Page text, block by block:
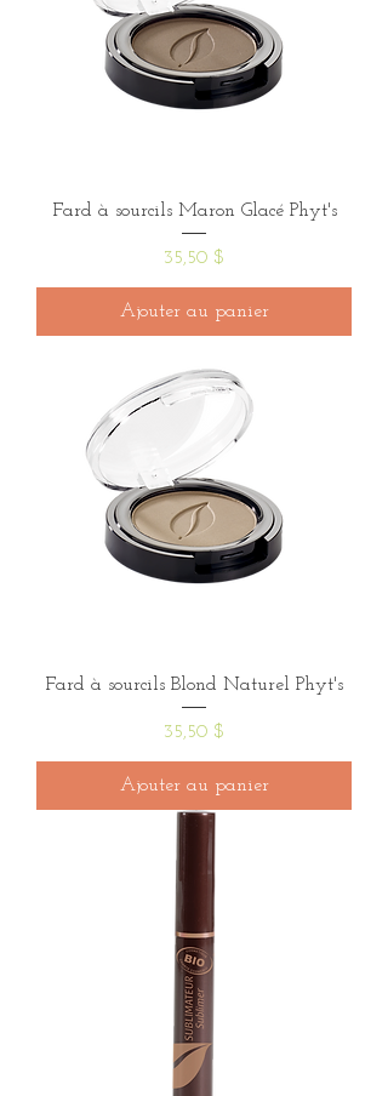
Fard à sourcils Maron Glacé Phyt's
Prix
35,50 $
Ajouter au panier
Fard à sourcils Blond Naturel Phyt's
Prix
35,50 $
Ajouter au panier